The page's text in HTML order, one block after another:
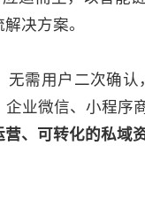
决方案。
无需用户二次确
业微信、小程序
、可转化的私域资